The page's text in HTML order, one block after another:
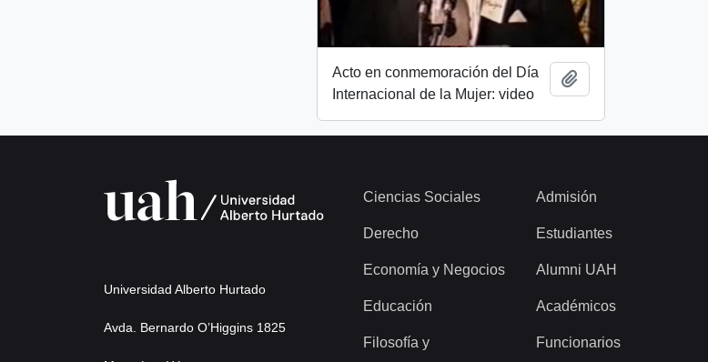
Acto en conmemoración del Día
Internacional de la Mujer: video
Universidad Alberto Hurtado
Avda. Bernardo O’Higgins 1825
Ciencias Sociales
Derecho
Economía y Negocios
Educación
Filosofía y
Admisión
Estudiantes
Alumni UAH
Académicos
Funcionarios